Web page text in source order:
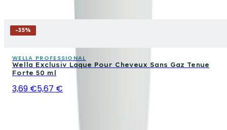
-35%
WELLA PROFESSIONAL
Wella Exclusiv Laque Pour Cheveux Sans Gaz Tenue
Forte 50 ml
3,69 €5,67 €